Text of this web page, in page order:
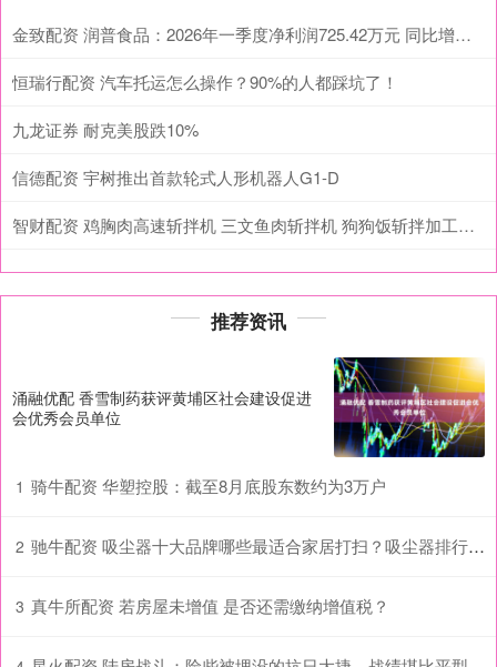
金致配资 润普食品：2026年一季度净利润725.42万元 同比增长269.13%
恒瑞行配资 汽车托运怎么操作？90%的人都踩坑了！
九龙证券 耐克美股跌10%
信德配资 宇树推出首款轮式人形机器人G1-D
智财配资 鸡胸肉高速斩拌机 三文鱼肉斩拌机 狗狗饭斩拌加工设备
推荐资讯
涌融优配 香雪制药获评黄埔区社会建设促进
会优秀会员单位
1 骑牛配资 华塑控股：截至8月底股东数约为3万户
2 驰牛配资 吸尘器十大品牌哪些最适合家居打扫？吸尘器排行榜前十名揭晓！
3 真牛所配资 若房屋未增值 是否还需缴纳增值税？